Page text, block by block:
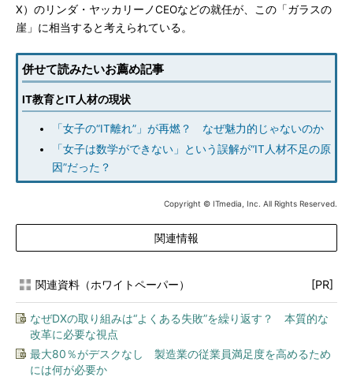
X）のリンダ・ヤッカリーノCEOなどの就任が、この「ガラスの
崖」に相当すると考えられている。
併せて読みたいお薦め記事
IT教育とIT人材の現状
「女子の“IT離れ”」が再燃？ なぜ魅力的じゃないのか
「女子は数学ができない」という誤解が“IT人材不足の原
因”だった？
Copyright © ITmedia, Inc. All Rights Reserved.
関連情報
関連資料（ホワイトペーパー） [PR]
なぜDXの取り組みは“よくある失敗”を繰り返す？ 本質的な
改革に必要な視点
最大80％がデスクなし 製造業の従業員満足度を高めるため
には何が必要か